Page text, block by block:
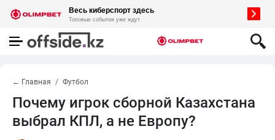
← Главная Футбол
Почему игрок сборной Казахстана
выбрал КПЛ, а не Европу?